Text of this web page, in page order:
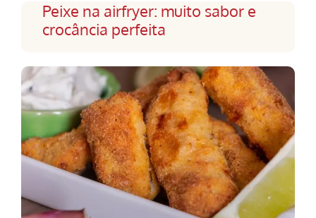
Peixe na airfryer: muito sabor e
crocância perfeita